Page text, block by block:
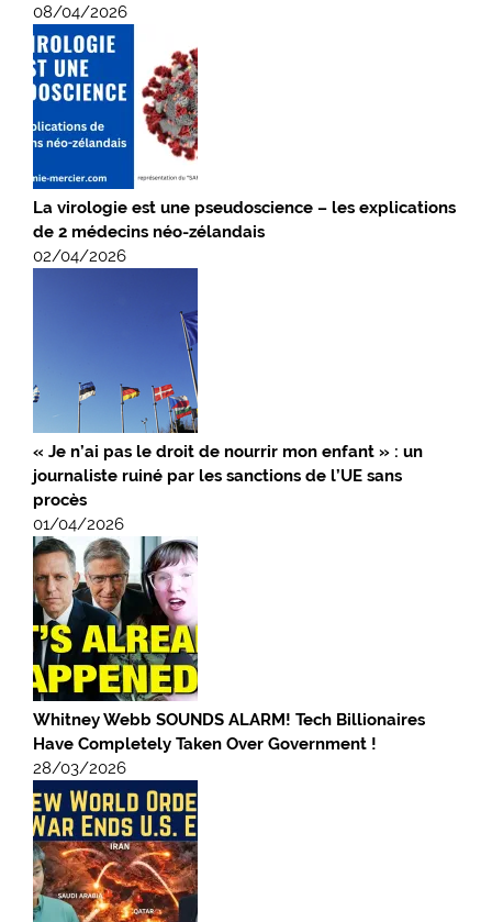
08/04/2026
La virologie est une pseudoscience – les explications
de 2 médecins néo-zélandais
02/04/2026
« Je n’ai pas le droit de nourrir mon enfant » : un
journaliste ruiné par les sanctions de l’UE sans
procès
01/04/2026
Whitney Webb SOUNDS ALARM! Tech Billionaires
Have Completely Taken Over Government !
28/03/2026